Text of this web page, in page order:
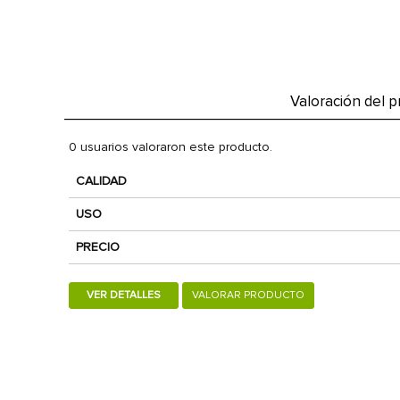
Valoración del
0 usuarios valoraron este producto.
CALIDAD
USO
PRECIO
VER DETALLES VALORAR PRODUCTO